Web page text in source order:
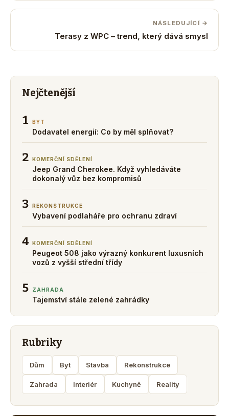
NÁSLEDUJÍCÍ →
Terasy z WPC – trend, který dává smysl
Nejčtenější
1 BYT
Dodavatel energií: Co by měl splňovat?
2 KOMERČNÍ SDĚLENÍ
Jeep Grand Cherokee. Když vyhledáváte
dokonalý vůz bez kompromisů
3 REKONSTRUKCE
Vybavení podlaháře pro ochranu zdraví
4 KOMERČNÍ SDĚLENÍ
Peugeot 508 jako výrazný konkurent luxusních
vozů z vyšší střední třídy
5 ZAHRADA
Tajemství stále zelené zahrádky
Rubriky
Dům Byt Stavba Rekonstrukce
Zahrada Interiér Kuchyně Reality